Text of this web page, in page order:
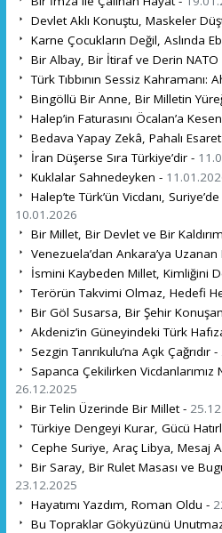
Devlet Aklı Konuştu, Maskeler
Karne Çocukların Değil, Aslında
Bir Albay, Bir İtiraf ve Derin NATO
Türk Tıbbının Sessiz Kahramanı:
Bingöllü Bir Anne, Bir Milletin
Halep’in Faturasını Öcalan’a
Bedava Yapay Zekâ, Pahalı
İran Düşerse Sıra Türkiye’dir -
Kuklalar Sahnedeyken -
Halep’te Türk’ün Vicdanı,
10.01.2026
Bir Millet, Bir Devlet ve Bir
Venezuela’dan Ankara’ya
İsmini Kaybeden Millet, Kimliğini
Terörün Takvimi Olmaz, Hedefi
Bir Göl Susarsa, Bir Şehir
Akdeniz’in Güneyindeki Türk
Sezgin Tanrıkulu’na Açık Çağrıdır -
Sapanca Çekilirken Vicdanlarımız
26.12.2025
Bir Telin Üzerinde Bir Millet -
Türkiye Dengeyi Kurar, Gücü
Cephe Suriye, Araç Libya, Mesaj
Bir Saray, Bir Rulet Masası ve
23.12.2025
Hayatımı Yazdım, Roman Oldu -
Bu Topraklar Gökyüzünü